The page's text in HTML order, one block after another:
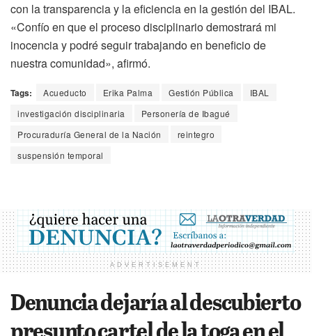
con la transparencia y la eficiencia en la gestión del IBAL.
«Confío en que el proceso disciplinario demostrará mi
inocencia y podré seguir trabajando en beneficio de
nuestra comunidad», afirmó.
Tags: Acueducto Erika Palma Gestión Pública
IBAL
investigación disciplinaria
Personería de Ibagué
Procuraduría General de la Nación
reintegro
suspensión temporal
ADVERTISEMENT
Denuncia dejaría al descubierto
presunto cartel de la toga en el